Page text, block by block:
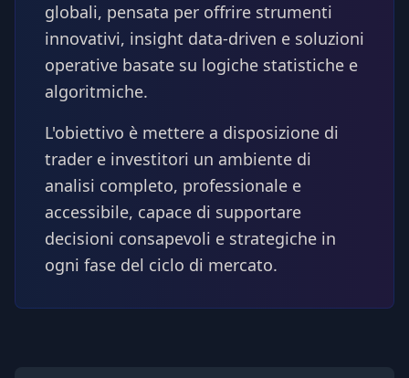
globali, pensata per offrire strumenti
innovativi, insight data-driven e soluzioni
operative basate su logiche statistiche e
algoritmiche.
L'obiettivo è mettere a disposizione di
trader e investitori un ambiente di
analisi completo, professionale e
accessibile, capace di supportare
decisioni consapevoli e strategiche in
ogni fase del ciclo di mercato.